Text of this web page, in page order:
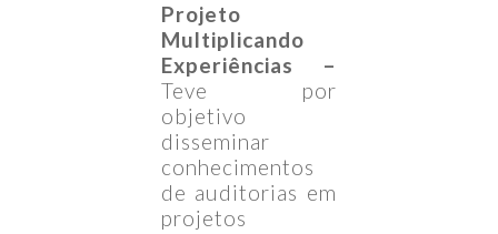
Projeto
Multiplicando
Experiências –
Teve por
objetivo
disseminar
conhecimentos
de auditorias em
projetos